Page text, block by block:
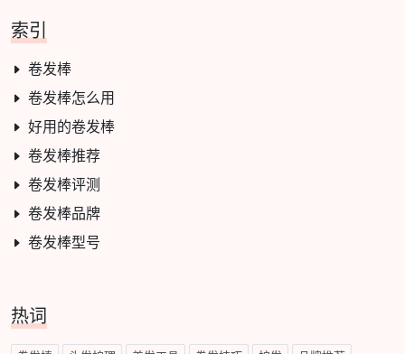
索引
卷发棒
卷发棒怎么用
好用的卷发棒
卷发棒推荐
卷发棒评测
卷发棒品牌
卷发棒型号
热词